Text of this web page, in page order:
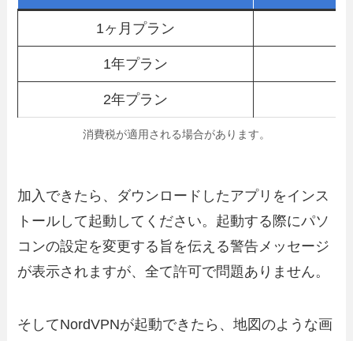
1ヶ月プラン
1年プラン
2年プラン
消費税が適用される場合があります。
加入できたら、ダウンロードしたアプリをインス
トールして起動してください。起動する際にパソ
コンの設定を変更する旨を伝える警告メッセージ
が表示されますが、全て許可で問題ありません。
そしてNordVPNが起動できたら、地図のような画